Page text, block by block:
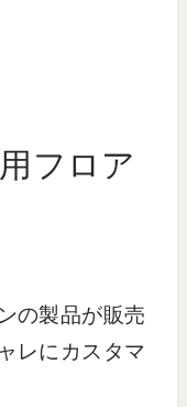
用フロア
の製品が販売
レにカスタマ